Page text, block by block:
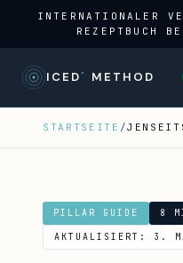
INTERNATIONALER
REZEPTBUCH
ICED ° METHOD
STARTSEITE /
PILLAR GUIDE 8
AKTUALISIERT: 3.